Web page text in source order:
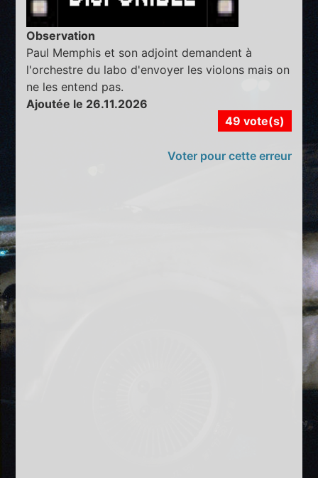
Observation
Paul Memphis et son adjoint demandent à
l'orchestre du labo d'envoyer les violons mais on
ne les entend pas.
Ajoutée le 26.11.2026
49 vote(s)
Voter pour cette erreur